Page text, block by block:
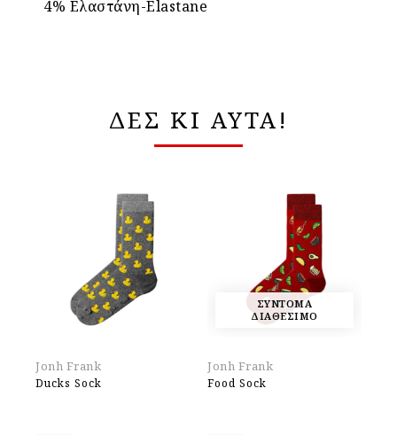
4% Ελαστάνη-Elastane
ΔΕΣ ΚΙ ΑΥΤΑ!
Jonh Frank
Ducks Sock
ΣΥΝΤΟΜΑ
ΔΙΑΘΕΣΙΜΟ
Jonh Frank
Food Sock